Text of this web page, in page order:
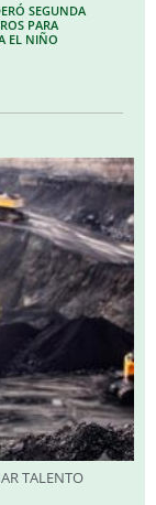
SEGUNDA
PARA
EL NIÑO
TALENTO